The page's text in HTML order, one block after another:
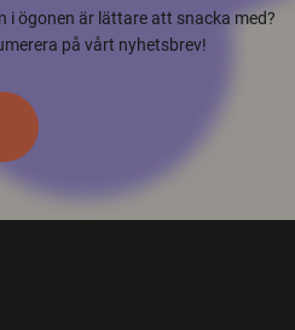
i ögonen är lättare att snacka med?
på vårt nyhetsbrev!